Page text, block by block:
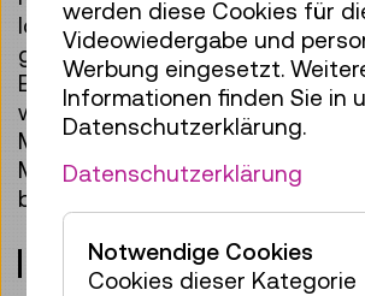
Idee bis zum etablierten Wissen
großer Ausdauer und
Einfallsreichtums. In dieser
wir nicht nur einige der größten
Menschheit kennen, sondern
Methoden, mit denen
beantworten versuchen.
Treffpunkt: Eingangshalle,
werden diese Cookies für
Videowiedergabe und
Werbung eingesetzt.
Informationen finden Sie in
Datenschutzerklärung.
Datenschutzerklärung
Notwendige Cookies
Cookies dieser Kategorie